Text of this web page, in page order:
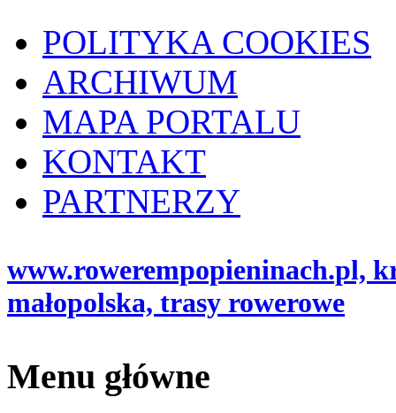
POLITYKA COOKIES
ARCHIWUM
MAPA PORTALU
KONTAKT
PARTNERZY
www.rowerempopieninach.pl,
małopolska, trasy rowerowe
Menu główne